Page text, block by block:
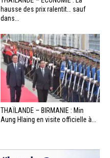
hausse des prix ralentit… sauf
dans...
THAÏLANDE – BIRMANIE : Min
Aung Hlaing en visite officielle à...